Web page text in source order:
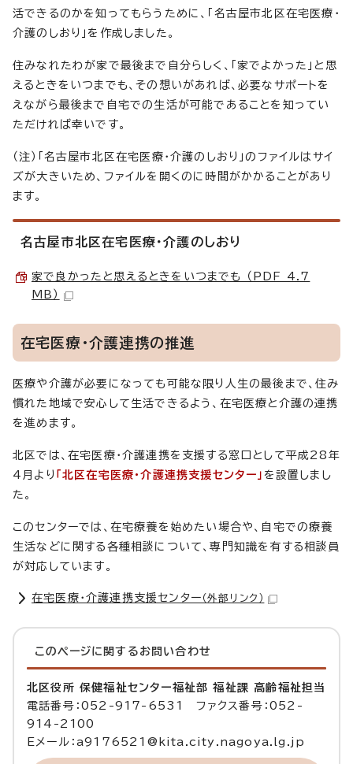
活できるのかを知ってもらうために、「名古屋市北区在宅医療・
介護のしおり」を作成しました。
住みなれたわが家で最後まで自分らしく、「家でよかった」と思
えるときをいつまでも、その想いがあれば、必要なサポートを
えながら最後まで自宅での生活が可能であることを知ってい
ただければ幸いです。
（注）「名古屋市北区在宅医療・介護のしおり」のファイルはサイ
ズが大きいため、ファイルを開くのに時間がかかることがあり
ます。
名古屋市北区在宅医療・介護のしおり
家で良かったと思えるときをいつまでも （PDF 4.7
MB）
在宅医療・介護連携の推進
医療や介護が必要になっても可能な限り人生の最後まで、住み
慣れた地域で安心して生活できるよう、在宅医療と介護の連携
を進めます。
北区では、在宅医療・介護連携を支援する窓口として平成28年
4月より 「北区在宅医療・介護連携支援センター」 を設置しまし
た。
このセンターでは、在宅療養を始めたい場合や、自宅での療養
生活などに関する各種相談について、専門知識を有する相談員
が対応しています。
在宅医療・介護連携支援センター （外部リンク）
このページに関する お問い合わせ
北区役所 保健福祉センター福祉部 福祉課 高齢福祉担当
電話番号：052-917-6531 ファクス番号：052-
914-2100
Eメール：a9176521@kita.city.nagoya.lg.jp